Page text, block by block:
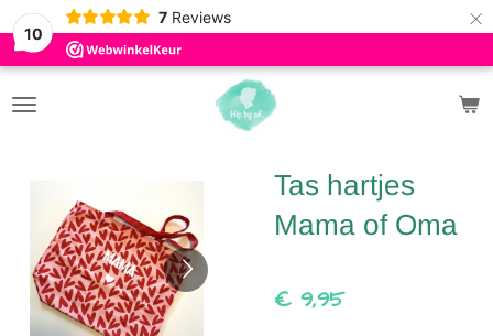
10
7 Reviews ×
Tas hartjes
Mama of Oma
€ 9,95